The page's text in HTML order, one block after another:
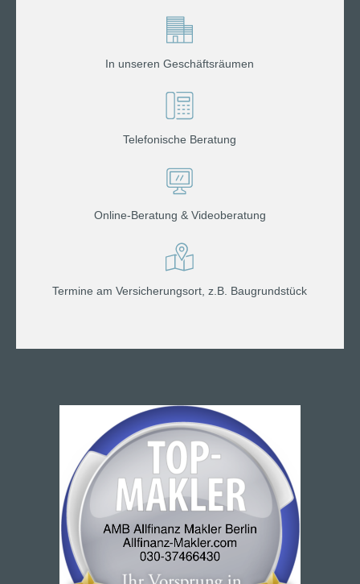
In unseren Geschäftsräumen
Telefonische Beratung
Online-Beratung & Videoberatung
Termine am Versicherungsort, z.B. Baugrundstück